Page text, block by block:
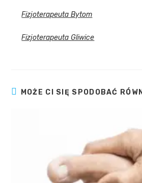
Fizjoterapeuta Bytom
Fizjoterapeuta Gliwice
MOŻE CI SIĘ SPODOBAĆ